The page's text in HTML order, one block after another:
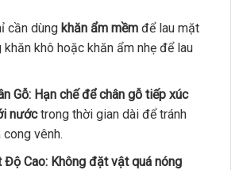
cần dùng khăn ẩm mềmđể lau mặt
khăn khô hoặc khăn ẩm nhẹ để lau
Gỗ: Hạn chế để chân gỗ tiếp xúc
nướctrong thời gian dài để tránh
vênh.
Độ Cao: Không đặt vật quá nóng